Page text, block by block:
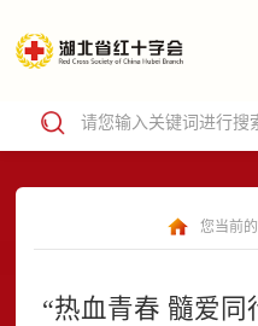
您当前的
“热血青春 髓爱同